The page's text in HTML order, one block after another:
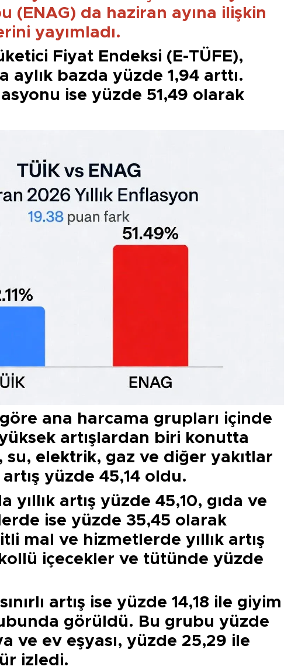
(ENAG) da haziran ayına ilişkin
yayımladı.
Fiyat Endeksi (E-TÜFE),
aylık bazda yüzde 1,94 arttı.
ise yüzde 51,49 olarak
ana harcama grupları içinde
artışlardan biri konutta
su, elektrik, gaz ve diğer yakıtlar
yüzde 45,14 oldu.
yıllık artış yüzde 45,10, gıda ve
ise yüzde 35,45 olarak
mal ve hizmetlerde yıllık artış
içecekler ve tütünde yüzde
artış ise yüzde 14,18 ile giyim
görüldü. Bu grubu yüzde
ve ev eşyası, yüzde 25,29 ile
izledi.